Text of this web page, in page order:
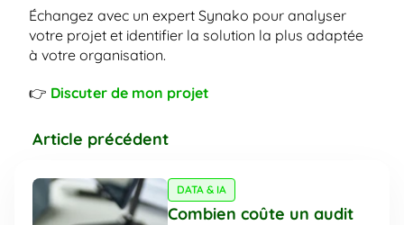
Échangez avec un expert Synako pour analyser
votre projet et identifier la solution la plus adaptée
à votre organisation.
👉 Discuter de mon projet
Article précédent
DATA & IA
Combien coûte un audit